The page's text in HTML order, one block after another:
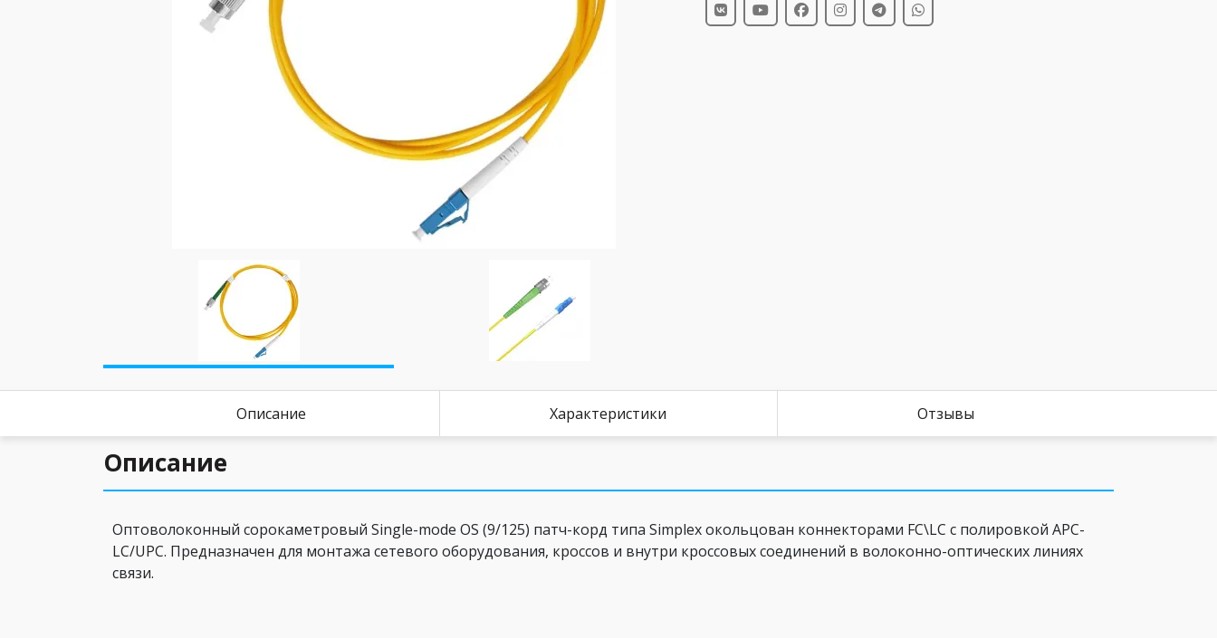
Описание Характеристики Отзывы
Описание
Оптоволоконный сорокаметровый Single-mode OS (9/125) патч-корд типа Simplex окольцован коннекторами FC\LC c полировкой APC-
LC/UPC. Предназначен для монтажа сетевого оборудования, кроссов и внутри кроссовых соединений в волоконно-оптических линиях
связи.